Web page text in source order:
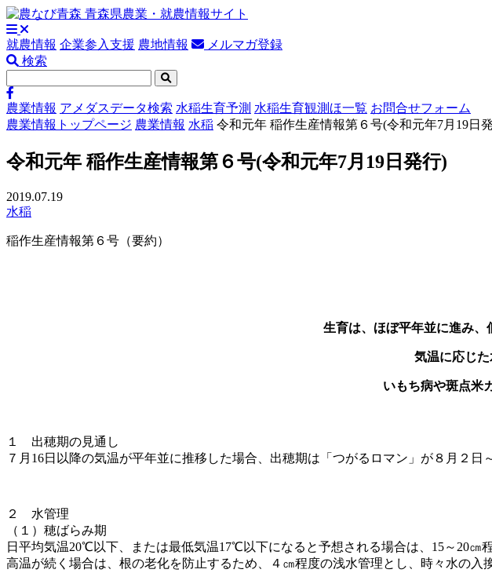
就農情報 企業参入支援 農地情報
メルマガ登録
検索
農業情報 アメダスデータ検索 水稲生育予測 水稲生育観測ほ一覧 お問合せフォーム
農業情報トップページ 農業情報 水稲 令和元年 稲作生産情報第６号(令和元年7月19日
令和元年 稲作生産情報第６号(令和元年7月19日発行)
2019.07.19
水稲
稲作生産情報第６号（要約）
生育は、ほぼ平年並に進み、
気温に応じた
いもち病や斑点米
１ 出穂期の見通し
７月16日以降の気温が平年並に推移した場合、出穂期は「つがるロマン」が８月２日
２ 水管理
（１）穂ばらみ期
日平均気温20℃以下、または最低気温17℃以下になると予想される場合は、15～20㎝
高温が続く場合は、根の老化を防止するため、４㎝程度の浅水管理とし、時々水の入